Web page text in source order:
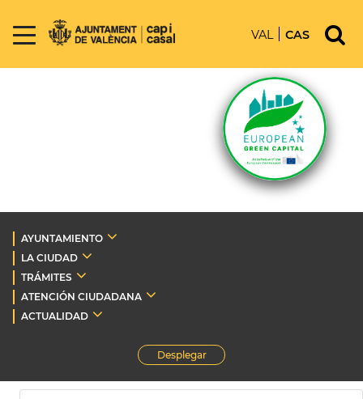
VAL CAS
AYUNTAMIENTO
LA CIUDAD
TRÁMITES
ATENCIÓN CIUDADANA
ACTUALIDAD
Desplegar